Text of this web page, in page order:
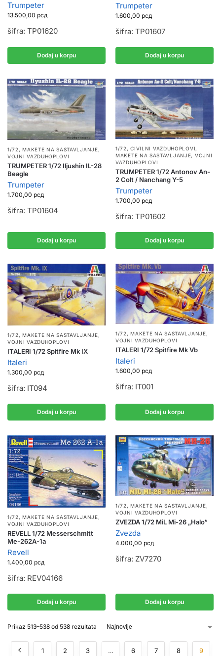
Trumpeter
13.500,00 рсд
šifra: TP01620
Dodaj u korpu
Trumpeter
1.600,00 рсд
šifra: TP01607
Dodaj u korpu
1/72, MAKETE NA SASTAVLJANJE,
VOJNI VAZDUHOPLOVI
TRUMPETER 1/72 Iljushin IL-28
Beagle
Trumpeter
1.700,00 рсд
šifra: TP01604
Dodaj u korpu
1/72,CIVILNI VAZDUHOPLOVI,
MAKETE NA SASTAVLJANJE, VOJNI
VAZDUHOPLOVI
TRUMPETER 1/72 Antonov An-
2 Colt / Nanchang Y-5
Trumpeter
1.700,00 рсд
šifra: TP01602
Dodaj u korpu
1/72,MAKETE NA SASTAVLJANJE,
VOJNI VAZDUHOPLOVI
ITALERI 1/72 Spitfire Mk IX
Italeri
1.300,00 рсд
šifra: IT094
Dodaj u korpu
1/72, MAKETE NA SASTAVLJANJE,
VOJNI VAZDUHOPLOVI
ITALERI 1/72 Spitfire Mk Vb
Italeri
1.600,00 рсд
šifra: IT001
Dodaj u korpu
1/72,MAKETE NA SASTAVLJANJE,
VOJNI VAZDUHOPLOVI
REVELL 1/72 Messerschmitt
Me-262A-1a
Revell
1.400,00 рсд
šifra: REV04166
Dodaj u korpu
1/72,MAKETE NA SASTAVLJANJE,
VOJNI VAZDUHOPLOVI
ZVEZDA 1/72 MiL Mi-26 „Halo“
Zvezda
4.000,00 рсд
šifra: ZV7270
Dodaj u korpu
Prikaz 513–538 od 538 rezultata
1 2 3 … 6 7 8 9